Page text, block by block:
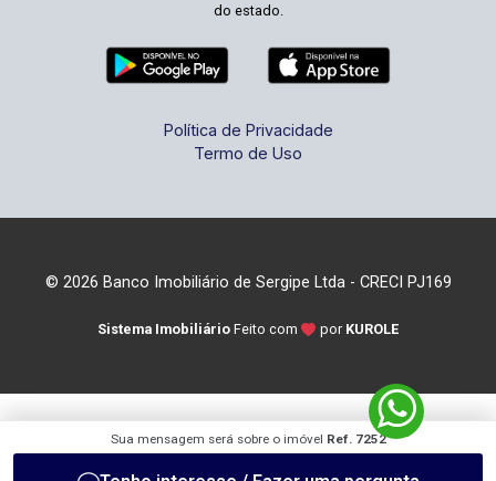
Sua mensagem será sobre o imóvel Ref. 7252
do estado.
Política de Privacidade
Termo de Uso
© 2026 Banco Imobiliário de Sergipe Ltda - CRECI PJ169
Sistema Imobiliário Feito com por KUROLE